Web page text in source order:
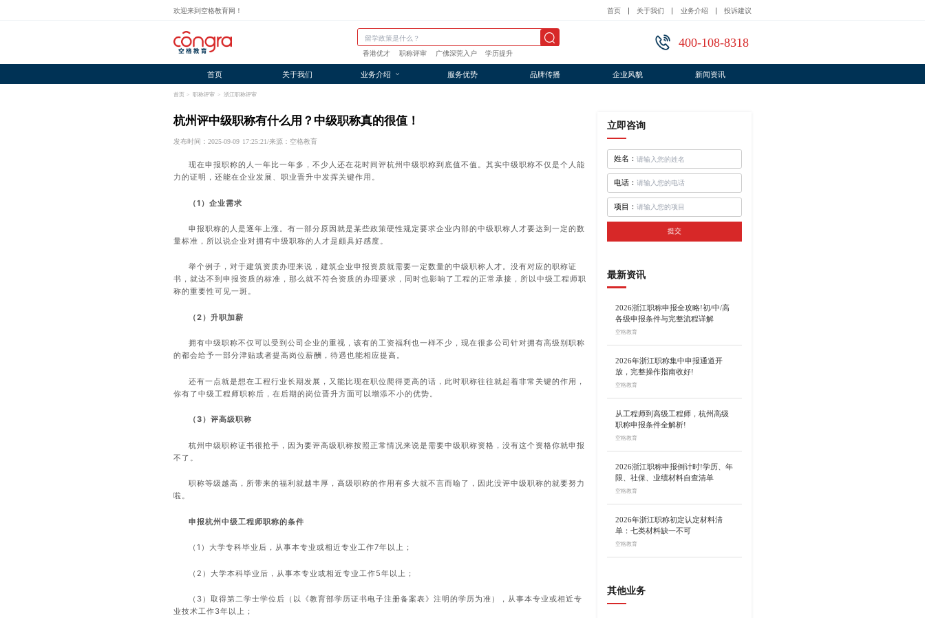
欢迎来到空格教育网！ 首页 关于我们 业务介绍 投诉建议
香港优才 职称评审 广佛深莞入户 学历提升
400-108-8318
首页 关于我们 业务介绍 服务优势 品牌传播 企业风貌 新闻资讯
首页 > 职称评审 > 浙江职称评审
杭州评中级职称有什么用？中级职称真的很值！
发布时间：2025-09-09 17:25:21/来源：空格教育
现在申报职称的人一年比一年多，不少人还在花时间评杭州中级职称到底值不值。其实中级职称不仅是个人能
力的证明，还能在企业发展、职业晋升中发挥关键作用。
（1）企业需求
申报职称的人是逐年上涨。有一部分原因就是某些政策硬性规定要求企业内部的中级职称人才要达到一定的数
量标准，所以说企业对拥有中级职称的人才是颇具好感度。
举个例子，对于建筑资质办理来说，建筑企业申报资质就需要一定数量的中级职称人才。没有对应的职称证
书，就达不到申报资质的标准，那么就不符合资质的办理要求，同时也影响了工程的正常承接，所以中级工程师职
称的重要性可见一斑。
（2）升职加薪
拥有中级职称不仅可以受到公司企业的重视，该有的工资福利也一样不少，现在很多公司针对拥有高级别职称
的都会给予一部分津贴或者提高岗位薪酬，待遇也能相应提高。
还有一点就是想在工程行业长期发展，又能比现在职位爬得更高的话，此时职称往往就起着非常关键的作用，
你有了中级工程师职称后，在后期的岗位晋升方面可以增添不小的优势。
（3）评高级职称
杭州中级职称证书很抢手，因为要评高级职称按照正常情况来说是需要中级职称资格，没有这个资格你就申报
不了。
职称等级越高，所带来的福利就越丰厚，高级职称的作用有多大就不言而喻了，因此没评中级职称的就要努力
啦。
申报杭州中级工程师职称的条件
（1）大学专科毕业后，从事本专业或相近专业工作7年以上；
（2）大学本科毕业后，从事本专业或相近专业工作5年以上；
（3）取得第二学士学位后（以《教育部学历证书电子注册备案表》注明的学历为准），从事本专业或相近专
业技术工作3年以上；
立即咨询
姓名：
电话：
项目：
提交
最新资讯
2026浙江职称申报全攻略!初/中/高
各级申报条件与完整流程详解
空格教育
2026年浙江职称集中申报通道开
放，完整操作指南收好!
空格教育
从工程师到高级工程师，杭州高级
职称申报条件全解析!
空格教育
2026浙江职称申报倒计时!学历、年
限、社保、业绩材料自查清单
空格教育
2026年浙江职称初定认定材料清
单：七类材料缺一不可
空格教育
其他业务